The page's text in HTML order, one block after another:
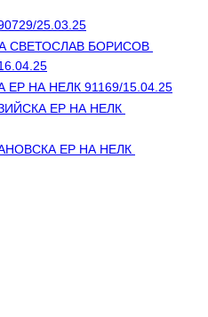
25.03.25
СВЕТОСЛАВ БОРИСОВ
НА НЕЛК 91169/15.04.25
ЕР НА НЕЛК
ЕР НА НЕЛК